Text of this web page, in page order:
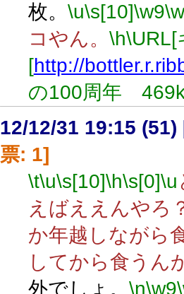
枚。 \u\s[10]\w9
コやん。 \h\URL[
[http://
の100周年
12/12/31 19:15 (51)
票: 1]
\t\u\s[10]\h\s[0]\u
えばええんやろ
か年越しながら
してから食うん
外でしょ。 \n\w9